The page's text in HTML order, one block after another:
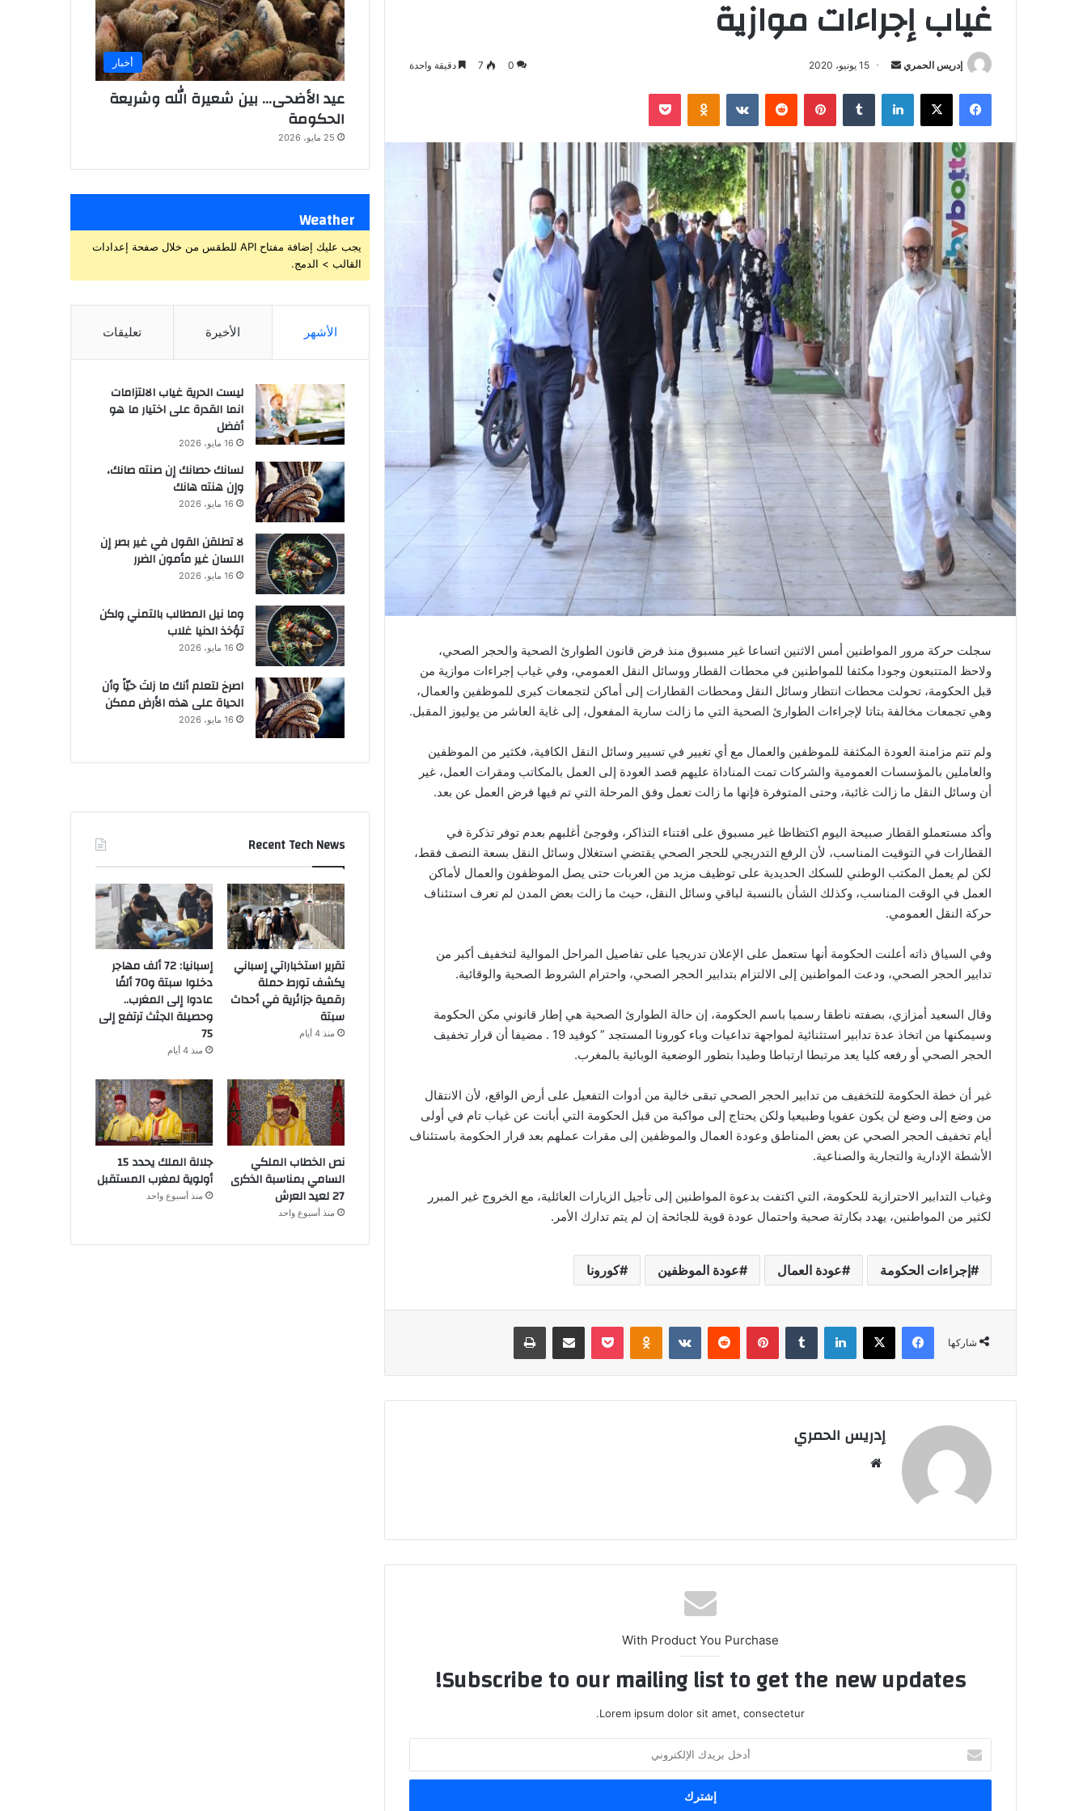
غياب إجراءات موازية
إدريس الحمري
ل
ب
د
ر
ن
15 يونيو، 2020 0
7 دقيقة واحدة
فيسبوك لينكدإن بينتيريست
سجلت حركة مرور المواطنين أمس الاثنين اتساعا غير مسبوق منذ فرض قانون الطوارئ الصحية والحجر الصحي،
ولاحظ المتتبعون وجودا مكثفا للمواطنين في محطات القطار ووسائل النقل العمومي، وفي غياب إجراءات موازية من
قبل الحكومة، تحولت محطات انتظار وسائل النقل ومحطات القطارات إلى أماكن لتجمعات كبرى للموظفين والعمال،
وهي تجمعات مخالفة بتاتا لإجراءات الطوارئ الصحية التي ما زالت سارية المفعول، إلى غاية العاشر من يوليوز المقبل.
ولم تتم مزامنة العودة المكثفة للموظفين والعمال مع أي تغيير في تسيير وسائل النقل الكافية، فكثير من الموظفين
والعاملين بالمؤسسات العمومية والشركات تمت المناداة عليهم قصد العودة إلى العمل بالمكاتب ومقرات العمل، غير
أن وسائل النقل ما زالت غائبة، وحتى المتوفرة فإنها ما زالت تعمل وفق المرحلة التي تم فيها فرض العمل عن بعد.
وأكد مستعملو القطار صبيحة اليوم اكتظاظا غير مسبوق على اقتناء التذاكر، وفوجئ أغلبهم بعدم توفر تذكرة في
القطارات في التوقيت المناسب، لأن الرفع التدريجي للحجر الصحي يقتضي استغلال وسائل النقل بسعة النصف فقط،
لكن لم يعمل المكتب الوطني للسكك الحديدية على توظيف مزيد من العربات حتى يصل الموظفون والعمال لأماكن
العمل في الوقت المناسب، وكذلك الشأن بالنسبة لباقي وسائل النقل، حيث ما زالت بعض المدن لم تعرف استئناف
حركة النقل العمومي.
وفي السياق ذاته أعلنت الحكومة أنها ستعمل على الإعلان تدريجيا على تفاصيل المراحل الموالية لتخفيف أكبر من
تدابير الحجر الصحي، ودعت المواطنين إلى الالتزام بتدابير الحجر الصحي، واحترام الشروط الصحية والوقائية.
وقال السعيد أمزازي، بصفته ناطقا رسميا باسم الحكومة، إن حالة الطوارئ الصحية هي إطار قانوني مكن الحكومة
وسيمكنها من اتخاذ عدة تدابير استثنائية لمواجهة تداعيات وباء كورونا المستجد ” كوفيد 19 . مضيفا أن قرار تخفيف
الحجر الصحي أو رفعه كليا يعد مرتبطا ارتباطا وطيدا بتطور الوضعية الوبائية بالمغرب.
غير أن خطة الحكومة للتخفيف من تدابير الحجر الصحي تبقى خالية من أدوات التفعيل على أرض الواقع، لأن الانتقال
من وضع إلى وضع لن يكون عفويا وطبيعيا ولكن يحتاج إلى مواكبة من قبل الحكومة التي أبانت عن غياب تام في أولى
أيام تخفيف الحجر الصحي عن بعض المناطق وعودة العمال والموظفين إلى مقرات عملهم بعد قرار الحكومة باستئناف
الأشطة الإدارية والتجارية والصناعية.
وغياب التدابير الاحترازية للحكومة، التي اكتفت بدعوة المواطنين إلى تأجيل الزيارات العائلية، مع الخروج غير المبرر
لكثير من المواطنين، يهدد بكارثة صحية واحتمال عودة قوية للجائحة إن لم يتم تدارك الأمر.
إجراءات الحكومة عودة العمال عودة الموظفين كورونا
شاركها
فيسبوك لينكدإن بينتيريست
إدريس الحمري
With Product You Purchase
Subscribe to our mailing list to get the new updates!
Lorem ipsum dolor sit amet, consectetur.
خ
أخبار
عيد الأضحى… بين شعيرة الله وشريعة
الحكومة
25 مايو، 2026
Weather
يجب عليك إضافة مفتاح API للطقس من خلال صفحة إعدادات
القالب > الدمج.
الأشهر الأخيرة تعليقات
ليست الحرية غياب الالتزامات
انما القدرة على اختيار ما هو
أفضل
16 مايو، 2026
لسانك حصانك إن صنته صانك،
وإن هنته هانك
16 مايو، 2026
لا تطلقن القول في غير بصر إن
اللسان غير مأمون الضرر
16 مايو، 2026
وما نيل المطالب بالتمني ولكن
تؤخذ الدنيا غلاب
16 مايو، 2026
‫اصرخ لتعلم أنك ما زلتَ حيّاً وأن
الحياة على هذه الأرض ممكن
16 مايو، 2026
Recent Tech News
تقرير استخباراتي إسباني
يكشف تورط حملة
رقمية جزائرية في أحداث
سبتة
منذ 4 أيام
إسبانيا: 72 ألف مهاجر
دخلوا سبتة و70 ألفًا
عادوا إلى المغرب..
وحصيلة الجثث ترتفع إلى
75
منذ 4 أيام
نص الخطاب الملكي
السامي بمناسبة الذكرى
27 لعيد العرش
منذ أسبوع واحد
جلالة الملك يحدد 15
أولوية لمغرب المستقبل
منذ أسبوع واحد